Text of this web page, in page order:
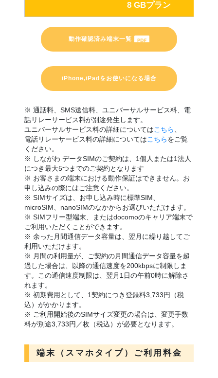
8 GBプラン
動作確認済み端末一覧
iPhone,iPadをお使いになる場合
※ 通話料、SMS送信料、ユニバーサルサービス料、電
話リレーサービス料が別途発生します。
ユニバーサルサービス料の詳細については こちら
電話リレーサービス料の詳細については こちら をご覧
ください。
※ しながわ データSIMのご契約は、1個人または1法人
につき最大5つまでのご契約となります
※ お客さまの端末における動作保証はできません。お
申し込みの際にはご注意ください。
※ SIMサイズは、お申し込み時に標準SIM、
microSIM、nanoSIMのなかからお選びいただけます。
※ SIMフリー型端末、またはdocomoのキャリア端末で
ご利用いただくことができます。
※ 余った月間通信データ容量は、翌月に繰り越してご
利用いただけます。
※ 月間の利用量が、ご契約の月間通信データ容量を超
過した場合は、以降の通信速度を200kbpsに制限しま
す。この通信速度制限は、翌月1日の午前0時に解除さ
れます。
※ 初期費用として、1契約につき登録料3,733円（税
込）がかかります。
※ ご利用開始後のSIMサイズ変更の場合は、変更手数
料が別途3,733円／枚（税込）が必要となります。
端末（スマホタイプ）ご利用料金